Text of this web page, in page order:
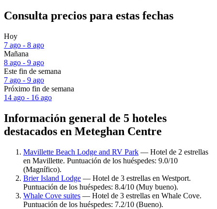
Consulta precios para estas fechas
Hoy
7 ago - 8 ago
Mañana
8 ago - 9 ago
Este fin de semana
7 ago - 9 ago
Próximo fin de semana
14 ago - 16 ago
Información general de 5 hoteles
destacados en Meteghan Centre
Mavillette Beach Lodge and RV Park — Hotel de 2 estrellas
en Mavillette. Puntuación de los huéspedes: 9.0/10
(Magnífico).
Brier Island Lodge — Hotel de 3 estrellas en Westport.
Puntuación de los huéspedes: 8.4/10 (Muy bueno).
Whale Cove suites — Hotel de 3 estrellas en Whale Cove.
Puntuación de los huéspedes: 7.2/10 (Bueno).